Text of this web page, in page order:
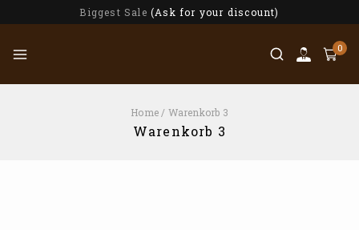
Biggest Sale (Ask for your discount)
0
Home / Warenkorb 3
Warenkorb 3